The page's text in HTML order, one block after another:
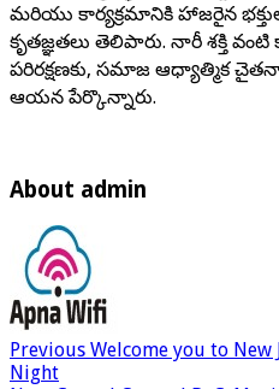
మరియు కార్యక్రమానికి హాజరైన
కృతజ్ఞతలు తెలిపారు. నారీ శక్తి
పరిరక్షణకు, సమాజ ఆధ్యాత్మిక
ఆయన పేర్కొన్నారు.
About admin
Previous Welcome you to New
Night